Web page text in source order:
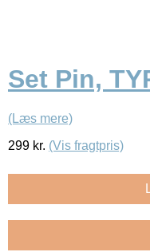
Set Pin,
(Læs mere)
299 kr. (Vis fragtpris)